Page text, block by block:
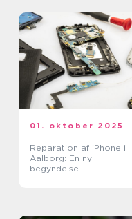
01. oktober 2025
Reparation af iPhone i
Aalborg: En ny
begyndelse